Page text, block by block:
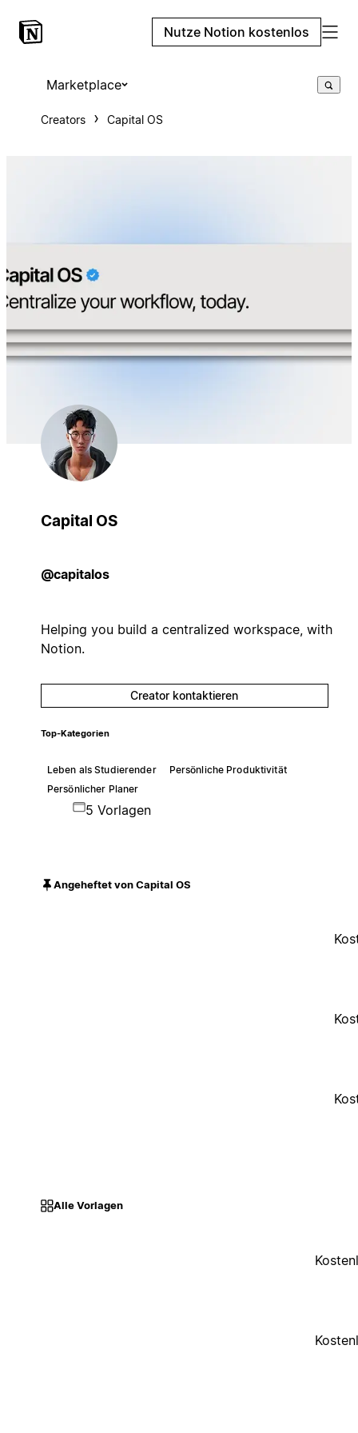
Nutze Notion kostenlos
Marketplace
Creators Capital OS
Capital OS
@capitalos
Helping you build a centralized workspace, with
Notion.
Creator kontaktieren
Top-Kategorien
Leben als Studierender
Persönliche Produktivität
Persönlicher Planer
5 Vorlagen
Angeheftet von Capital OS
Alle Vorlagen